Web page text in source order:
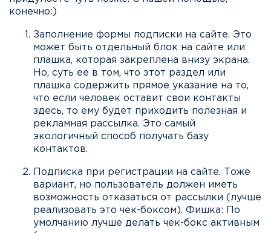
конечно:)
Заполнение формы подписки на сайте. Это
может быть отдельный блок на сайте или
плашка, которая закреплена внизу экрана.
Но, суть ее в том, что этот раздел или
плашка содержить прямое указание на то,
что если человек оставит свои контакты
здесь, то ему будет приходить полезная и
рекламная рассылка. Это самый
экологичный способ получать базу
контактов.
Подписка при регистрации на сайте. Тоже
вариант, но пользователь должен иметь
возможность отказаться от рассылки (лучше
реализовать это чек-боксом). Фишка: По
умолчанию лучше делать чек-бокс активным